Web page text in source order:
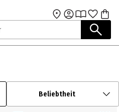
Zum Hauptinhalt
Beliebtheit